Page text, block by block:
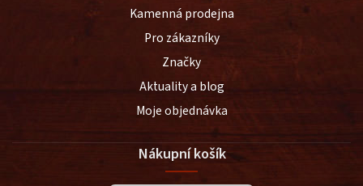
Kamenná prodejna
Pro zákazníky
Značky
Aktuality a blog
Moje objednávka
Nákupní košík